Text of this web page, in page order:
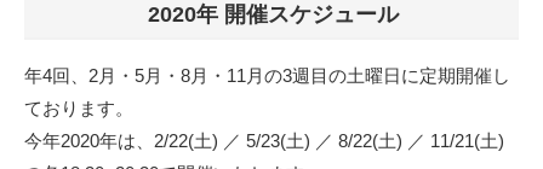
2020年 開催スケジュール
年4回、2月・5月・8月・11月の3週目の土曜日に定期開催し
ております。
今年2020年は、2/22(土) ／ 5/23(土) ／ 8/22(土) ／ 11/21(土)